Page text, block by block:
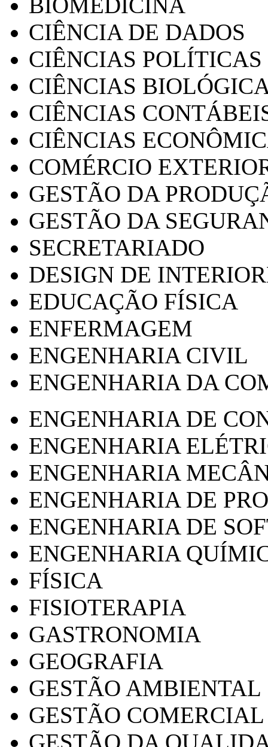
CIÊNCIA DE DADOS
CIÊNCIAS POLÍTICAS
CIÊNCIAS
CIÊNCIAS
CIÊNCIAS
COMÉRCIO
GESTÃO DA
GESTÃO DA
SECRETARIADO
DESIGN DE
EDUCAÇÃO FÍSICA
ENFERMAGEM
ENGENHARIA CIVIL
ENGENHARIA DA
ENGENHARIA DE
ENGENHARIA
ENGENHARIA
ENGENHARIA DE
ENGENHARIA DE
ENGENHARIA
FÍSICA
FISIOTERAPIA
GASTRONOMIA
GEOGRAFIA
GESTÃO AMBIENTAL
GESTÃO COMERCIAL
GESTÃO DA